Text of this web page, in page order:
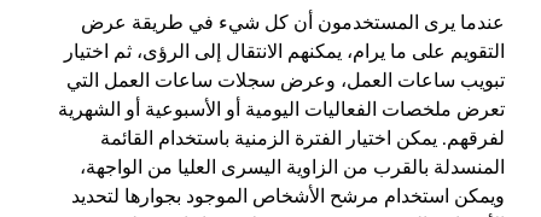
عندما يرى المستخدمون أن كل شيء في طريقة عرض
التقويم على ما يرام، يمكنهم الانتقال إلى الرؤى، ثم اختيار
تبويب ساعات العمل، وعرض سجلات ساعات العمل التي
تعرض ملخصات الفعاليات اليومية أو الأسبوعية أو الشهرية
لفرقهم. يمكن اختيار الفترة الزمنية باستخدام القائمة
المنسدلة بالقرب من الزاوية اليسرى العليا من الواجهة،
ويمكن استخدام مرشح الأشخاص الموجود بجوارها لتحديد